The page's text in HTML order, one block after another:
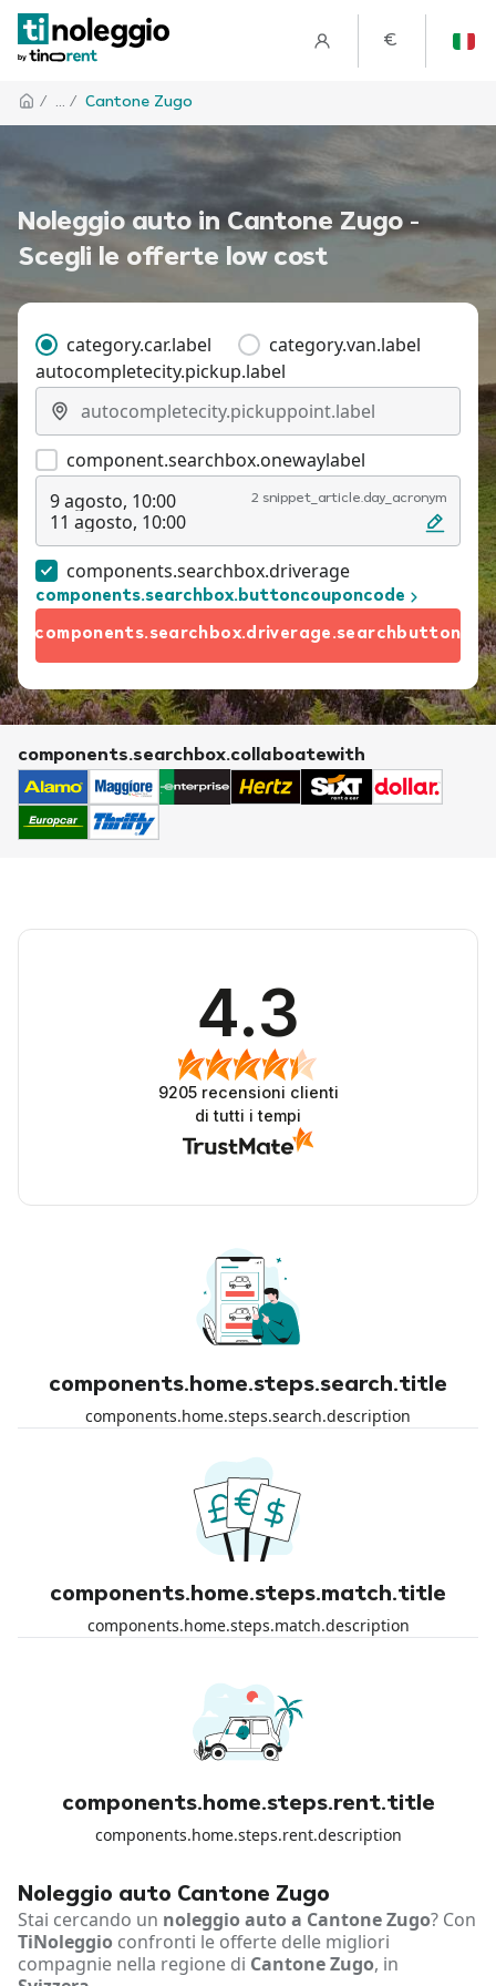
€
/ ... / Cantone Zugo
Noleggio auto in Cantone Zugo -
Scegli le offerte low cost
category.car.label
category.van.label
autocompletecity.pickup.label
component.searchbox.onewaylabel
9 agosto, 10:00
11 agosto, 10:00
2 snippet_article.day_acronym
components.searchbox.driverage
components.searchbox.buttoncouponcode
components.searchbox.driverage.searchbutton
components.searchbox.collaboatewith
4.3
9205recensioni clienti
di tutti i tempi
components.home.steps.search.title
components.home.steps.search.description
components.home.steps.match.title
components.home.steps.match.description
components.home.steps.rent.title
components.home.steps.rent.description
Noleggio auto Cantone Zugo
Stai cercando un noleggio auto a Cantone Zugo? Con
TiNoleggio confronti le offerte delle migliori
compagnie nella regione di Cantone Zugo, in